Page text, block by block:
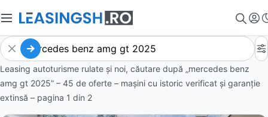
Leasing autoturisme rulate și noi, căutare după „mercedes benz
amg gt 2025” – 45 de oferte – mașini cu istoric verificat și garanție
extinsă – pagina 1 din 2